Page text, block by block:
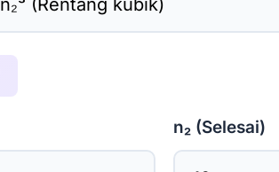
n₂ (Selesai)